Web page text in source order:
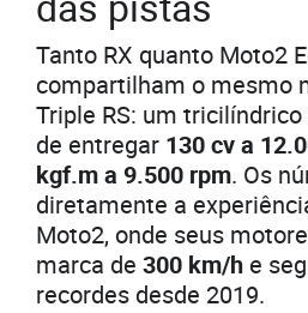
Tanto RX quanto Moto2
compartilham o mesmo
Triple RS: um tricilíndrico
de entregar 130 cv a
kgf.m a 9.500 rpm. Os
diretamente a
Moto2, onde seus
marca de 300 km/h e
recordes desde 2019.